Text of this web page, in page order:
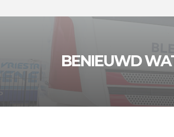
BENIEUWD